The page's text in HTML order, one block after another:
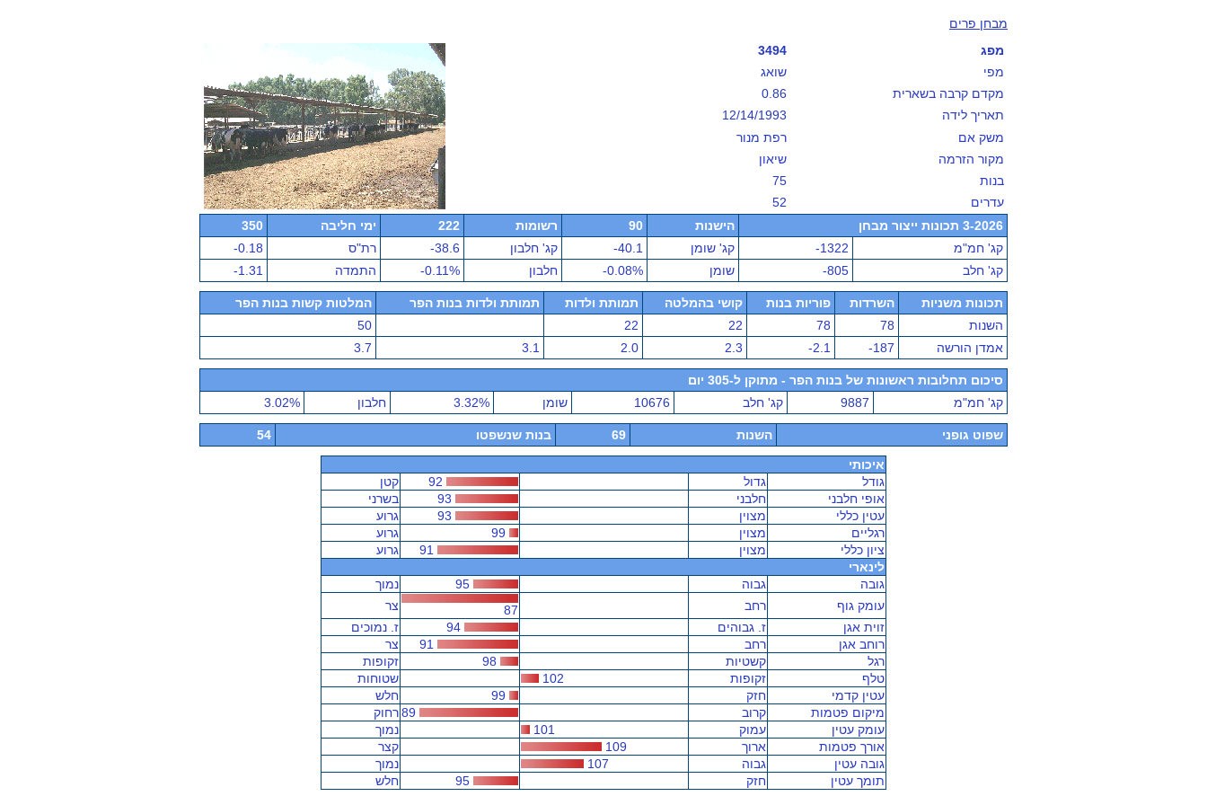
מבחן פרים
מפג
3494
מפי
שואג
מקדם קרבה בשארית
0.86
תאריך לידה
12/14/1993
משק אם
רפת מנור
מקור הזרמה
שיאון
בנות
75
עדרים
52
3-2026 תכונות ייצור מבחן
הישנות 90 רשומות 222 ימי חליבה
350
קג' חמ"מ
-1322 קג' שומן -40.1 קג' חלבון -38.6 רת"ס
-0.18
קג' חלב
-805 שומן -0.08% חלבון -0.11% התמדה -1.31
תכונות משניות השרדות פוריות בנות קושי בהמלטה תמותת ולדות תמותת ולדות בנות הפר
המלטות קשות בנות הפר
השנות
78
78
22
22
50
אמדן הורשה
-187
-2.1
2.3
2.0
3.1
3.7
סיכום תחלובות ראשונות של בנות הפר - מתוקן ל-305 יום
קג' חמ"מ
9887 קג' חלב 10676 שומן 3.32% חלבון 3.02%
שפוט גופני השנות 69 בנות שנשפטו 54
איכותי
גודל
גדול
קטן
אופי חלבני
חלבני
בשרני
עטין כללי
מצוין
גרוע
רגליים
מצוין
גרוע
ציון כללי
מצוין
גרוע
לינארי
גובה
גבוה
נמוך
עומק גוף
רחב 87
צר
זוית אגן
ז. גבוהים
ז. נמוכים
רוחב אגן
רחב
צר
רגל
קשטיות
זקופות
טלף
זקופות 102
שטוחות
עטין קדמי
חזק
חלש
מיקום פטמות
קרוב
רחוק
עומק עטין
עמוק 101
נמוך
אורך פטמות
ארוך 109
קצר
גובה עטין
גבוה 107
נמוך
תומך עטין
חזק חלש